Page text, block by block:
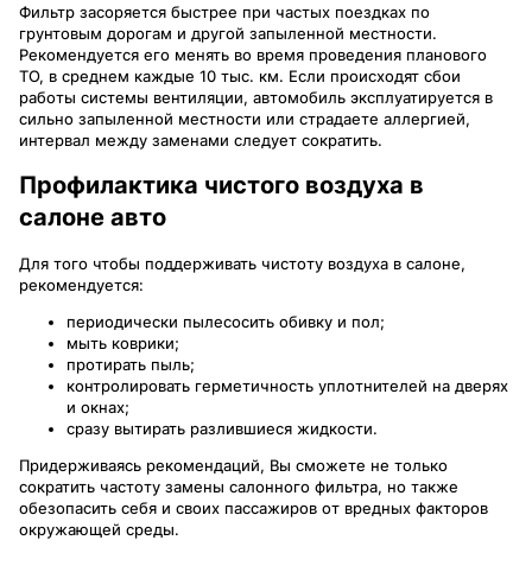
Фильтр засоряется быстрее при частых поездках по
грунтовым дорогам и другой запыленной местности.
Рекомендуется его менять во время проведения планового
ТО, в среднем каждые 10 тыс. км. Если происходят сбои
работы системы вентиляции, автомобиль эксплуатируется в
сильно запыленной местности или страдаете аллергией,
интервал между заменами следует сократить.
Профилактика чистого воздуха в
салоне авто
Для того чтобы поддерживать чистоту воздуха в салоне,
рекомендуется:
периодически пылесосить обивку и пол;
мыть коврики;
протирать пыль;
контролировать герметичность уплотнителей на дверях
и окнах;
сразу вытирать разлившиеся жидкости.
Придерживаясь рекомендаций, Вы сможете не только
сократить частоту замены салонного фильтра, но также
обезопасить себя и своих пассажиров от вредных факторов
окружающей среды.